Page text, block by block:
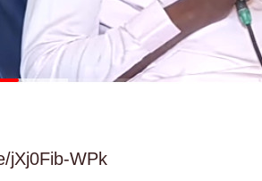
jXj0Fib-WPk